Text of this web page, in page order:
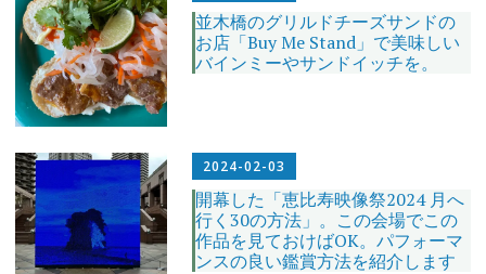
並木橋のグリルドチーズサンドの
お店「Buy Me Stand」で美味しい
バインミーやサンドイッチを。
2024-02-03
開幕した「恵比寿映像祭2024 月へ
行く30の方法」。この会場でこの
作品を見ておけばOK。パフォーマ
ンスの良い鑑賞方法を紹介します